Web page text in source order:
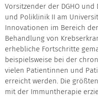
Vorsitzender der DGHO
und Poliklinik II am
Innovationen im Bereich
Behandlung von
erhebliche Fortschritte
beispielsweise bei der
vielen Patientinnen und
erreicht werden. Die
mit der Immuntherapie